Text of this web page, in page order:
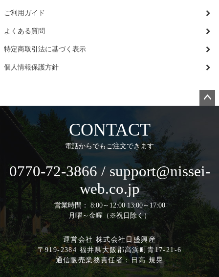
ご利用ガイド
よくある質問
特定商取引法に基づく表示
個人情報保護方針
へ
CONTACT
電話からでもご注文できます
0770-72-3866 / support@nissei-
web.co.jp
営業時間： 8:00～12:00 13:00～17:00
月曜～金曜（※祝日除く）
運営会社 株式会社日盛興産
〒919-2384 福井県大飯郡高浜町青17-21-6
通信販売業務責任者：日高 規晃